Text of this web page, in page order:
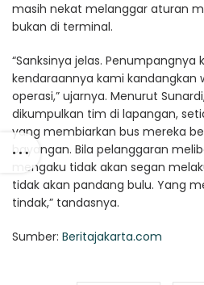
masih nekat melanggar aturan
bukan di terminal.
“Sanksinya jelas.
kendaraannya kami kandangkan
operasi,” ujarnya. Menurut
dikumpulkan tim di lapangan,
yang membiarkan bus mereka
bayangan. Bila pelanggaran
mengaku tidak akan segan
tidak akan pandang bulu. Yang
tindak,” tandasnya.
Sumber: Beritajakarta.com